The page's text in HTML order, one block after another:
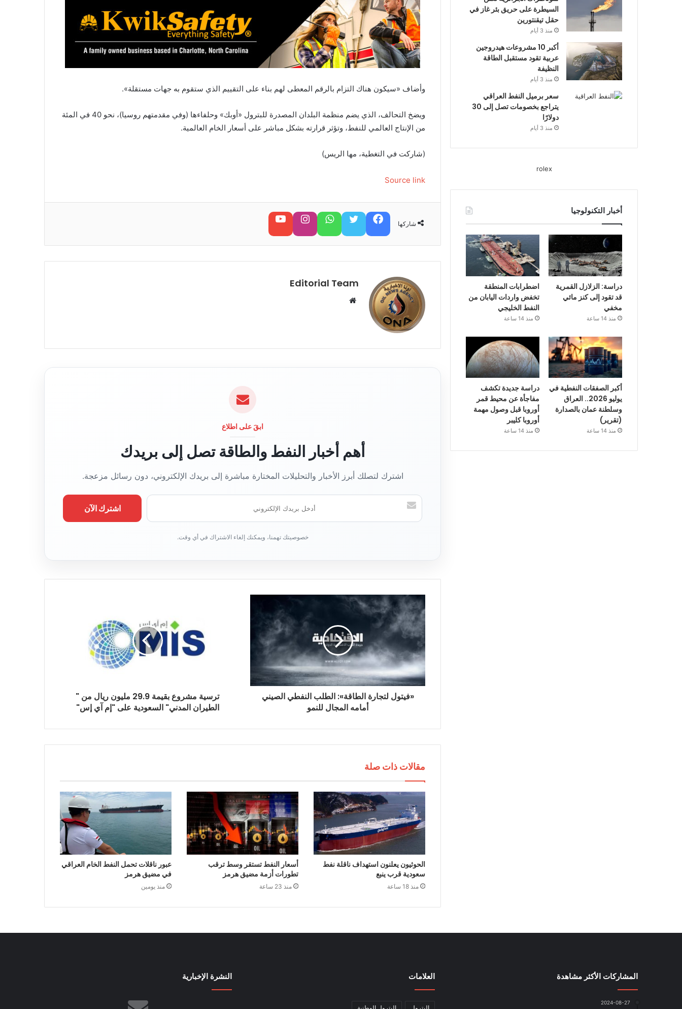
وأضاف «سيكون هناك التزام بالرقم المعطى لهم بناء على التقييم الذي ستقوم به جهات مستقلة».
ويضخ التحالف، الذي يضم منظمة البلدان المصدرة للبترول «أوبك» وحلفاءها (وفي مقدمتهم روسيا)، نحو 40 في المئة
من الإنتاج العالمي للنفط، وتؤثر قرارته بشكل مباشر على أسعار الخام العالمية.
(شاركت في التغطية، مها الريس)
Source link
شاركها فيسبوك تويتر واتساب تابعنا على إنستغرام تابعنا على يوتيوب
Editorial Team
ا
ابقَ على اطلاع
أهم أخبار النفط والطاقة تصل إلى بريدك
اشترك لتصلك أبرز الأخبار والتحليلات المختارة مباشرة إلى بريدك الإلكتروني، دون رسائل مزعجة.
أ
خ
ا
ل
ك
ت
ر
ن
«فيتول لتجارة الطاقة»: الطلب النفطي الصيني
أمامه المجال للنمو
ترسية مشروع بقيمة 29.9 مليون ريال من "
الطيران المدني" السعودية على "إم آي إس"
مقالات ذات صلة
الحوثيون يعلنون استهداف ناقلة نفط
سعودية قرب ينبع
منذ 18 ساعة
أسعار النفط تستقر وسط ترقب
تطورات أزمة مضيق هرمز
منذ 23 ساعة
عبور ناقلات تحمل النفط الخام العراقي
في مضيق هرمز
منذ يومين
السيطرة على حريق بئر غاز في
حقل تيقنتورين
منذ 3 أيام
أكبر 10 مشروعات هيدروجين
عربية تقود مستقبل الطاقة
النظيفة
منذ 3 أيام
سعر برميل النفط العراقي
يتراجع بخصومات تصل إلى 30
دولارًا
منذ 3 أيام
rolex
أخبار التكنولوجيا
دراسة: الزلازل القمرية
قد تقود إلى كنز مائي
مخفي
منذ 14 ساعة
اضطرابات المنطقة
تخفض واردات اليابان من
النفط الخليجي
منذ 14 ساعة
أكبر الصفقات النفطية في
يوليو 2026.. العراق
وسلطنة عمان بالصدارة
(تقرير)
منذ 14 ساعة
دراسة جديدة تكشف
مفاجأة عن محيط قمر
أوروبا قبل وصول مهمة
أوروبا كليبر
منذ 14 ساعة
المشاركات الأكثر مشاهدة
2024-08-27
العلامات النشرة الإخبارية